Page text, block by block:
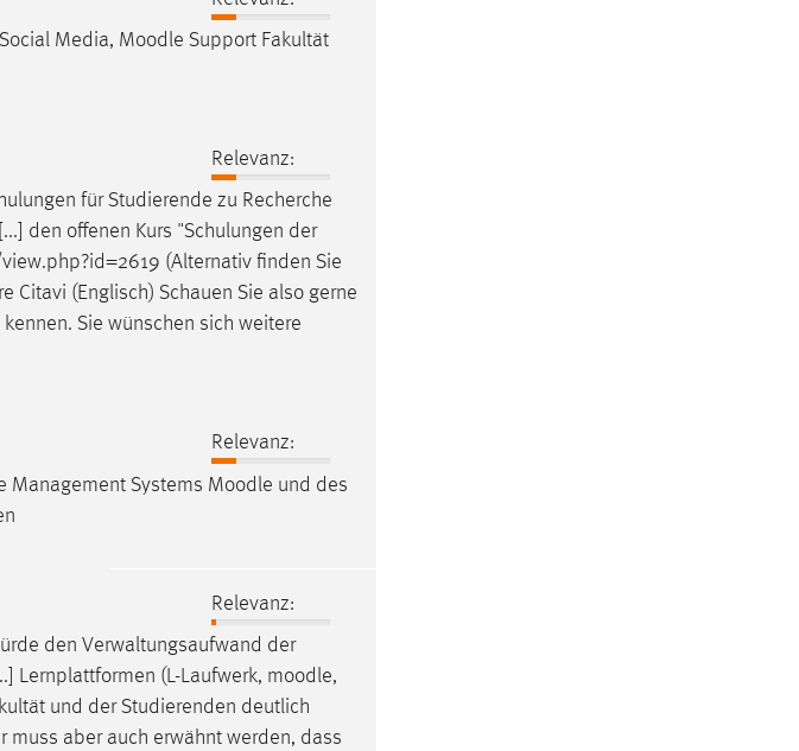
Media, Moodle Support Fakultät
Relevanz:
für Studierende zu Recherche
den offenen Kurs "Schulungen der
(Alternativ finden Sie
Citavi (Englisch) Schauen Sie also gerne
Sie wünschen sich weitere
Relevanz:
Management Systems Moodle und des
Relevanz:
den Verwaltungsaufwand der
Lernplattformen (L-Laufwerk, moodle,
und der Studierenden deutlich
muss aber auch erwähnt werden, dass